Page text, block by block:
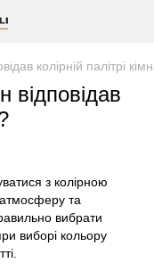
колірній палітрі
відповідав
з колірною
та
вибрати
виборі кольору